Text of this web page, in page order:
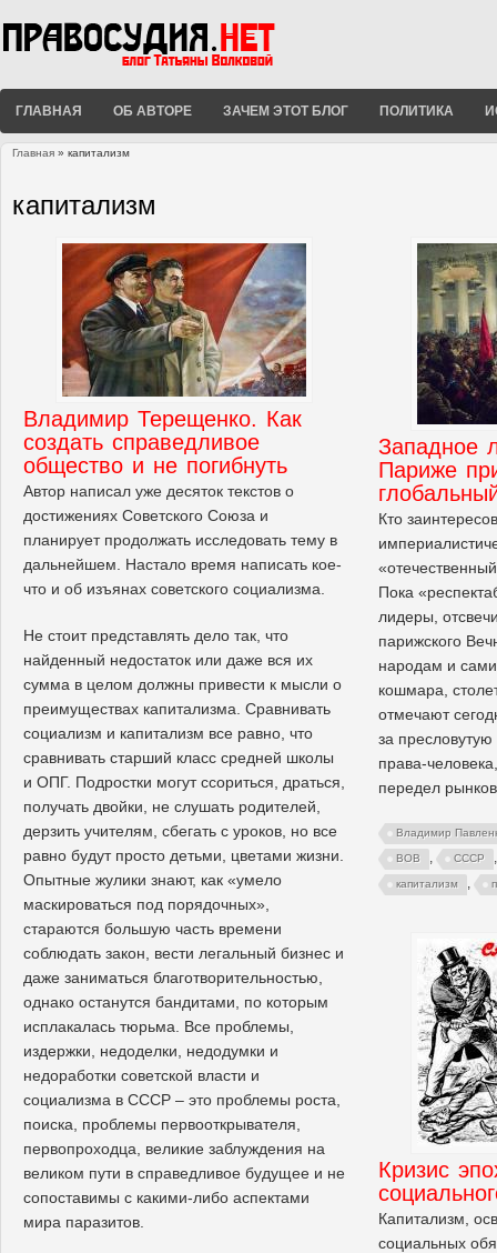
ГЛАВНАЯ ОБ АВТОРЕ ЗАЧЕМ ЭТОТ БЛОГ ПОЛИТИКА
Главная » капитализм
капитализм
Владимир Терещенко. Как
создать справедливое
общество и не погибнуть
Автор написал уже десяток текстов о
достижениях Советского Союза и
планирует продолжать исследовать тему в
дальнейшем. Настало время написать кое-
что и об изъянах советского социализма.
Не стоит представлять дело так, что
найденный недостаток или даже вся их
сумма в целом должны привести к мысли о
преимуществах капитализма. Сравнивать
социализм и капитализм все равно, что
сравнивать старший класс средней школы
и ОПГ. Подростки могут ссориться, драться,
получать двойки, не слушать родителей,
дерзить учителям, сбегать с уроков, но все
равно будут просто детьми, цветами жизни.
Опытные жулики знают, как «умело
маскироваться под порядочных»,
стараются большую часть времени
соблюдать закон, вести легальный бизнес и
даже заниматься благотворительностью,
однако останутся бандитами, по которым
исплакалась тюрьма. Все проблемы,
издержки, недоделки, недодумки и
недоработки советской власти и
социализма в СССР – это проблемы роста,
поиска, проблемы первооткрывателя,
первопроходца, великие заблуждения на
великом пути в справедливое будущее и не
сопоставимы с какими-либо аспектами
мира паразитов.
Западное
Париже
Кто
Пока
лидеры,
парижского
народам и
кошмара,
отмечают
за
права-
передел
Владимир
ВОВ , СССР
капитализм ,
Кризис
Капитализм,
социальных